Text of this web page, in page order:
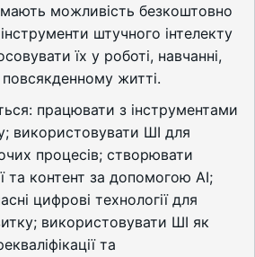
можливість безкоштовно
штучного інтелекту
їх у роботі, навчанні,
житті.
працювати з інструментами
використовувати ШІ для
процесів; створювати
та контент за допомогою AI;
цифрові технології для
використовувати ШІ як
та